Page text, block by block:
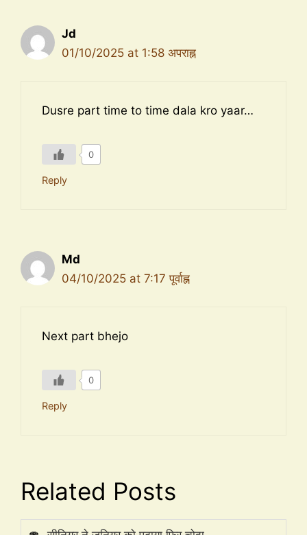
Jd
01/10/2025 at 1:58 अपराह्न
Dusre part time to time dala kro yaar…
0
Reply
Md
04/10/2025 at 7:17 पूर्वाह्न
Next part bhejo
0
Reply
Related Posts